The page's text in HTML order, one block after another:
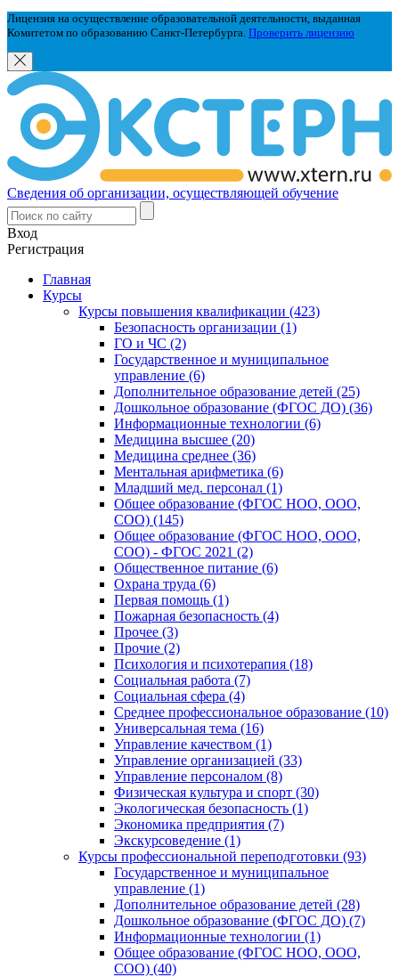
Лицензия на осуществление образовательной деятельности, выданная
Комитетом по образованию Санкт-Петербурга. Проверить лицензию
Сведения об организации, осуществляющей обучение
Вход
Регистрация
Главная
Курсы
Курсы повышения квалификации (423)
Безопасность организации (1)
ГО и ЧС (2)
Государственное и муниципальное
управление (6)
Дополнительное образование детей (25)
Дошкольное образование (ФГОС ДО) (36)
Информационные технологии (6)
Медицина высшее (20)
Медицина среднее (36)
Ментальная арифметика (6)
Младший мед. персонал (1)
Общее образование (ФГОС НОО, ООО,
СОО) (145)
Общее образование (ФГОС НОО, ООО,
СОО) - ФГОС 2021 (2)
Общественное питание (6)
Охрана труда (6)
Первая помощь (1)
Пожарная безопасность (4)
Прочее (3)
Прочие (2)
Психология и психотерапия (18)
Социальная работа (7)
Социальная сфера (4)
Среднее профессиональное образование (10)
Универсальная тема (16)
Управление качеством (1)
Управление организацией (33)
Управление персоналом (8)
Физическая культура и спорт (30)
Экологическая безопасность (1)
Экономика предприятия (7)
Экскурсоведение (1)
Курсы профессиональной переподготовки (93)
Государственное и муниципальное
управление (1)
Дополнительное образование детей (28)
Дошкольное образование (ФГОС ДО) (7)
Информационные технологии (1)
Общее образование (ФГОС НОО, ООО,
СОО) (40)